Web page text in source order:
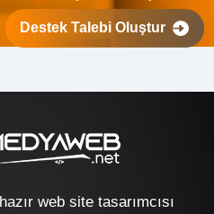
Destek Talebi Oluştur
web site tasarımcısı